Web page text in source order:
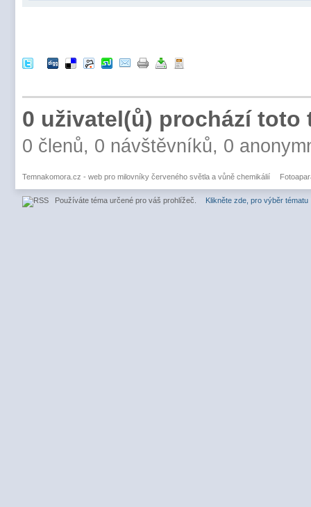
0 uživatel(ů) prochází toto
0 členů, 0 návštěvníků, 0
Temnakomora.cz - web pro milovníky červeného světla a vůně chemikálií
Používáte téma určené pro váš prohlížeč. Klikněte zde, pro výběr tématu